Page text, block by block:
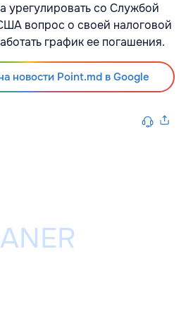
урегулировать со Службой
вопрос о своей налоговой
график ее погашения.
новости Point.md в Google